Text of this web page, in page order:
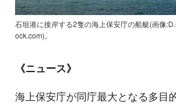
石垣港に接岸する2隻の海上保安庁の船艇(画像
ock.com)。
《ニュース》
海上保安庁が同庁最大となる多目